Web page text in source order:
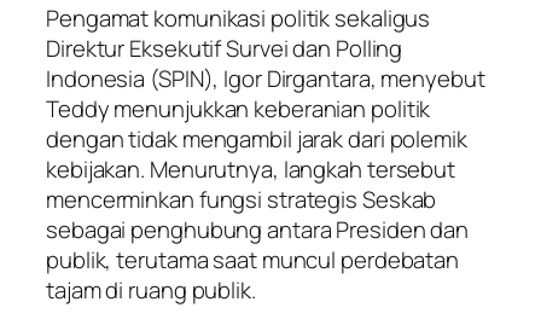
Pengamat komunikasi politik sekaligus
Direktur Eksekutif Survei dan Polling
Indonesia (SPIN), Igor Dirgantara, menyebut
Teddy menunjukkan keberanian politik
dengan tidak mengambil jarak dari polemik
kebijakan. Menurutnya, langkah tersebut
mencerminkan fungsi strategis Seskab
sebagai penghubung antara Presiden dan
publik, terutama saat muncul perdebatan
tajam di ruang publik.